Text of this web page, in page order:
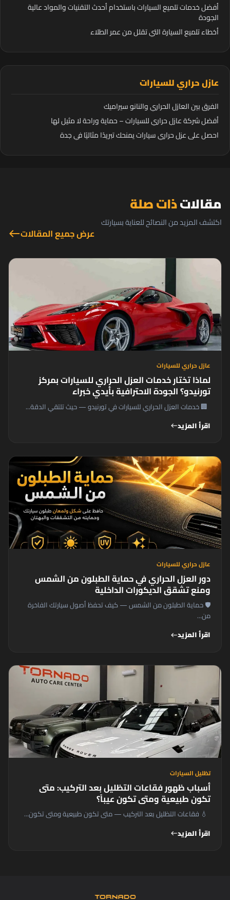
أفضل خدمات تلميع السيارات باستخدام أحدث التقنيات والمواد عالية
الجودة
أخطاء تلميع السيارة التي تقلل من عمر الطلاء
عازل حراري للسيارات
الفرق بين العازل الحراري والنانو سيراميك
أفضل شركة عازل حراري للسيارات – حماية وراحة لا مثيل لها
احصل على عزل حراري سيارات يمنحك تبريدًا مثاليًا في جدة
مقالاتذات صلة
اكتشف المزيد من النصائح للعناية بسيارتك
عرض جميع المقالاتwest
عازل حراري للسيارات
لماذا تختار خدمات العزل الحراري للسيارات بمركز
تورنيدو؟ الجودة الاحترافية بأيدي خبراء
🏢 خدمات العزل الحراري للسيارات في تورنيدو — حيث تلتقي الدقة...
اقرأ المزيدwest
عازل حراري للسيارات
دور العزل الحراري في حماية الطبلون من الشمس
ومنع تشقق الديكورات الداخلية
🛡️ حماية الطبلون من الشمس — كيف تحفظ أصول سيارتك الفاخرة
من...
اقرأ المزيدwest
تظليل السيارات
أسباب ظهور فقاعات التظليل بعد التركيب: متى
تكون طبيعية ومتى تكون عيباً؟
💧 فقاعات التظليل بعد التركيب — متى تكون طبيعية ومتى تكون...
اقرأ المزيدwest